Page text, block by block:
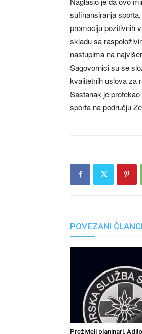
sufinansiranja
promociju pozitivnih
skladu sa
nastupima na
Sagovornici su se
kvalitetnih uslova za
Sastanak je
sporta na području
POVEZANI ČLANCI
Preživjeli planinari,